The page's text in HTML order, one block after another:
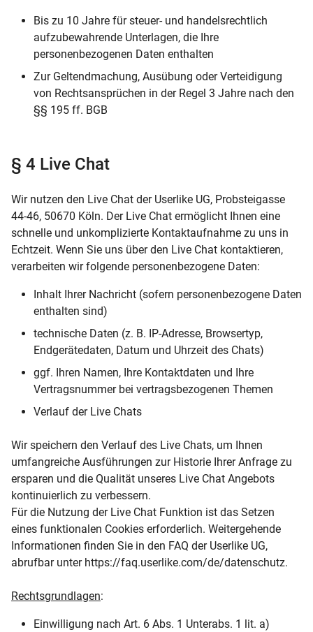
Bis zu 10 Jahre für steuer- und handelsrechtlich
aufzubewahrende Unterlagen, die Ihre
personenbezogenen Daten enthalten
Zur Geltendmachung, Ausübung oder Verteidigung
von Rechtsansprüchen in der Regel 3 Jahre nach den
§§ 195 ff. BGB
§ 4 Live Chat
Wir nutzen den Live Chat der Userlike UG, Probsteigasse
44-46, 50670 Köln. Der Live Chat ermöglicht Ihnen eine
schnelle und unkomplizierte Kontaktaufnahme zu uns in
Echtzeit. Wenn Sie uns über den Live Chat kontaktieren,
verarbeiten wir folgende personenbezogene Daten:
Inhalt Ihrer Nachricht (sofern personenbezogene Daten
enthalten sind)
technische Daten (z. B. IP-Adresse, Browsertyp,
Endgerätedaten, Datum und Uhrzeit des Chats)
ggf. Ihren Namen, Ihre Kontaktdaten und Ihre
Vertragsnummer bei vertragsbezogenen Themen
Verlauf der Live Chats
Wir speichern den Verlauf des Live Chats, um Ihnen
umfangreiche Ausführungen zur Historie Ihrer Anfrage zu
ersparen und die Qualität unseres Live Chat Angebots
kontinuierlich zu verbessern.
Für die Nutzung der Live Chat Funktion ist das Setzen
eines funktionalen Cookies erforderlich. Weitergehende
Informationen finden Sie in den FAQ der Userlike UG,
abrufbar unter https://faq.userlike.com/de/datenschutz.
Rechtsgrundlagen:
Einwilligung nach Art. 6 Abs. 1 Unterabs. 1 lit. a)